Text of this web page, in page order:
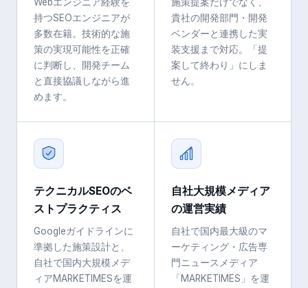
持つSEOエンジニアが
多数在籍。技術的な施
策の実現可能性を正確
に判断し、開発チーム
と直接協議しながら進
めます。
貴社の開発部門・開発
ベンダーと連携した実
装支援まで対応。「提
案して終わり」にしま
せん。
テクニカルSEOのベ
ストプラクティス
Googleガイドラインに
準拠した施策設計と、
自社で国内大規模メデ
ィアMARKETIMESを運
自社大規模メディア
の運営実績
自社で国内最大級のマ
ーケティング・広告専
門ニュースメディア
「MARKETIMES」を運